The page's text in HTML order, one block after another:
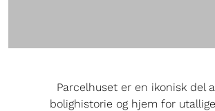
Parcelhuset er en ikonisk del
bolighistorie og hjem for